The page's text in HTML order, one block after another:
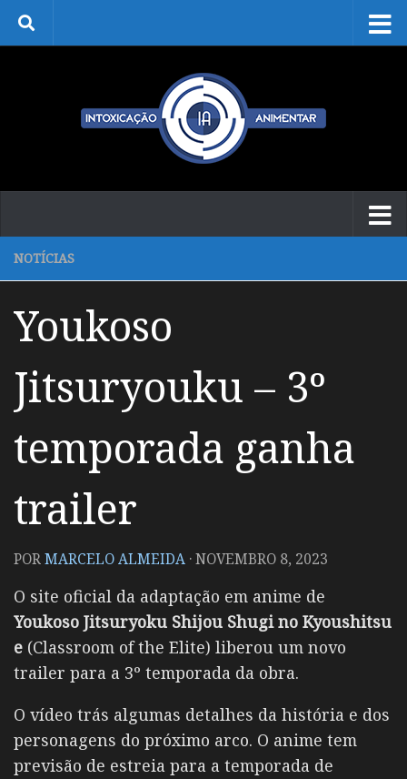
Skip to content
NOTÍCIAS
Youkoso
Jitsuryouku – 3º
temporada ganha
trailer
PORMARCELO ALMEIDA ·NOVEMBRO 8, 2023
O site oficial da adaptação em anime de
Youkoso Jitsuryoku Shijou Shugi no Kyoushitsu
e (Classroom of the Elite) liberou um novo
trailer para a 3º temporada da obra.
O vídeo trás algumas detalhes da história e dos
personagens do próximo arco. O anime tem
previsão de estreia para a temporada de